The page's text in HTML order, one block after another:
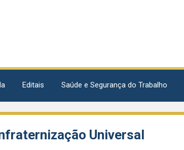
Editais Saúde e Segurança do Trabalho
Universal